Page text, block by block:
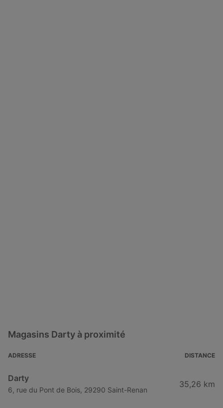
Magasins Darty à proximité
ADRESSE DISTANCE
Darty
6, rue du Pont de Bois, 29290 Saint-Renan
35,26 km